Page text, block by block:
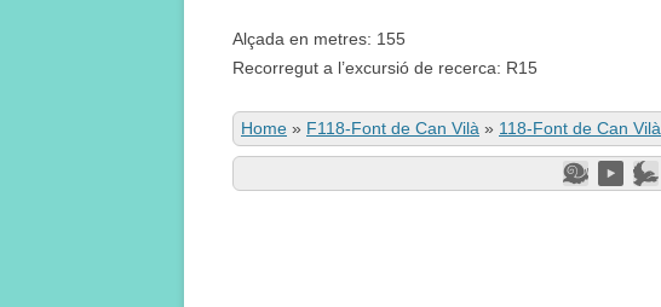
Alçada en metres: 155
Recorregut a l’excursió de recerca: R15
Home » F118-Font de Can Vilà » 118-Font de Can Vilà